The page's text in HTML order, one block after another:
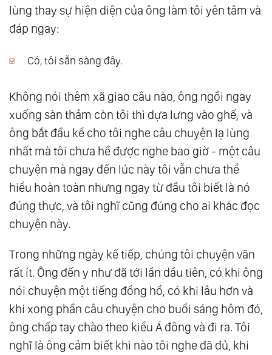
lùng thay sự hiện diện của ông làm tôi yên tâm và
đáp ngay:
Có, tôi sẵn sàng đây.
Không nói thêm xã giao câu nào, ông ngồi ngay
xuống sàn thảm còn tôi thì dựa lưng vào ghế, và
ông bắt đầu kể cho tôi nghe câu chuyện lạ lùng
nhất mà tôi chưa hề được nghe bao giờ - một câu
chuyện mà ngay đến lúc này tôi vẫn chưa thể
hiểu hoàn toàn nhưng ngay từ đầu tôi biết là nó
đúng thực, và tôi nghĩ cũng đúng cho ai khác đọc
chuyện này.
Trong những ngày kế tiếp, chúng tôi chuyện vãn
rất ít. Ông đến y như đã tới lần dầu tiên, có khi ông
nói chuyện một tiếng đồng hồ, có khi lâu hơn và
khi xong phần câu chuyện cho buổi sáng hôm đó,
ông chấp tay chào theo kiểu Á đông và đi ra. Tôi
nghĩ là ông cảm biết khi nào tôi nghe đã đủ, khi